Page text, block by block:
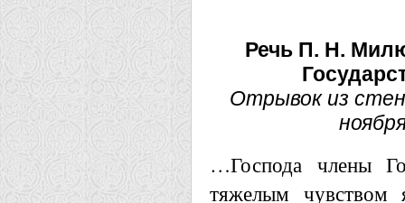
Речь П. Н.
Отрывок из
…Господа члены
тяжелым чувством